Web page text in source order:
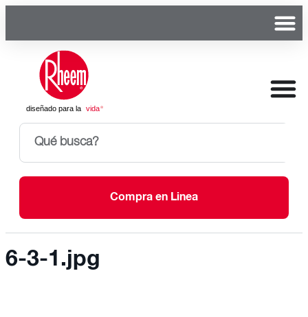
Compra en Linea
6-3-1.jpg